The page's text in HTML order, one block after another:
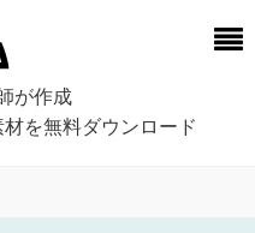
が作成
を無料ダウンロード